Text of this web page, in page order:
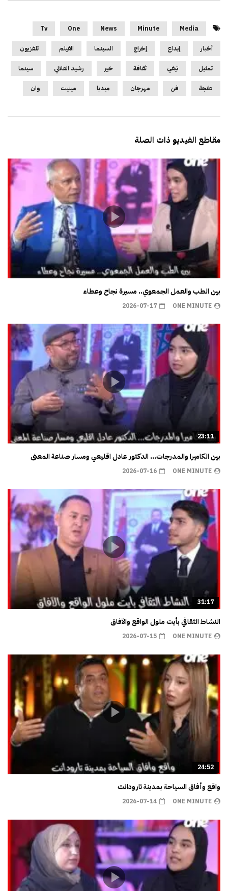
Media
Minute
News
One
Tv
أخبار إبداع إخراج السينما الفيلم تلفزيون
تمثيل تيفي ثقافة خير رشيد العلالي سينما
طنجة فن مهرجان ميديا مينيت وان
مقاطع الفيديو ذات الصلة
بين الطب والعمل الجمعوي.. مسيرة نجاح وعطاء
ONE MINUTE
2026-07-17
23:11
بين الكاميرا والمدرجات… الدكتور عادل اقليعي ومسار صناعة المعنى
ONE MINUTE
2026-07-16
31:17
النشاط الثقافي بأيت ملول الواقع والآفاق
ONE MINUTE
2026-07-15
24:52
واقع وأفاق السياحة بمدينة تارودانت
ONE MINUTE
2026-07-14